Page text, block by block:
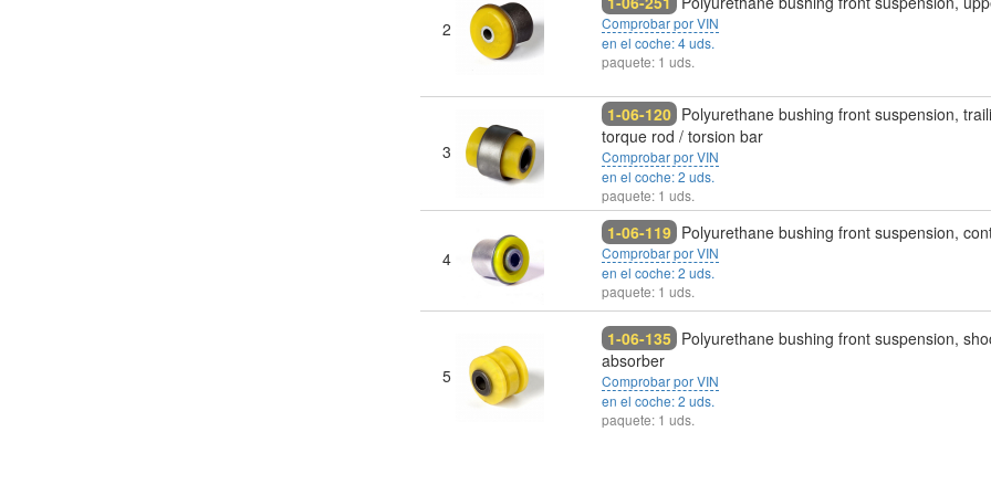
2
Comprobar por VIN
en el coche: 4 uds.
paquete: 1 uds.
3
1-06-120 Polyurethane bushing front suspension,
torque rod / torsion bar
Comprobar por VIN
en el coche: 2 uds.
paquete: 1 uds.
4
1-06-119 Polyurethane bushing front suspension,
Comprobar por VIN
en el coche: 2 uds.
paquete: 1 uds.
5
1-06-135 Polyurethane bushing front suspension,
absorber
Comprobar por VIN
en el coche: 2 uds.
paquete: 1 uds.